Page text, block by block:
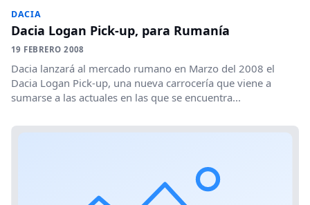
DACIA
Dacia Logan Pick-up, para Rumanía
19 FEBRERO 2008
Dacia lanzará al mercado rumano en Marzo del 2008 el
Dacia Logan Pick-up, una nueva carrocería que viene a
sumarse a las actuales en las que se encuentra...